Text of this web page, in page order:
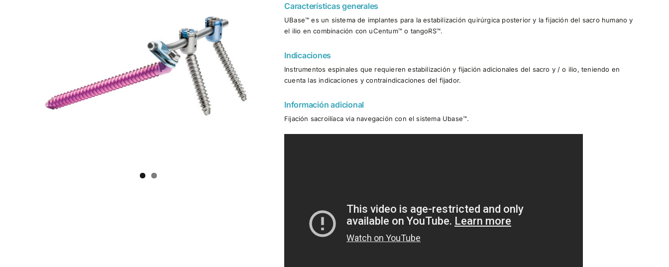
Características generales
UBase™ es un sistema de implantes para la estabilización quirúrgica posterior y la fijación del sacro humano y
el ilio en combinación con uCentum™ o tangoRS™.
Indicaciones
Instrumentos espinales que requieren estabilización y fijación adicionales del sacro y / o ilio, teniendo en
cuenta las indicaciones y contraindicaciones del fijador.
Información adicional
Fijación sacroilíaca via navegación con el sistema Ubase™.